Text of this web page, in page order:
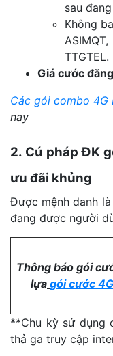
sau
Không
TTGTEL.
Giá cước
Các gói combo 4G
nay
2. Cú pháp ĐK
ưu đãi khủng
Được mệnh danh
đang được người
Thông báo gói
lựa gói cước
**Chu kỳ sử dụng
thả ga truy cập